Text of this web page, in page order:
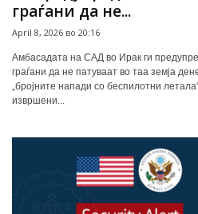
граѓани да не...
April 8, 2026 во 20:16
Амбасадата на САД во Ирак ги
граѓани да не патуваат во таа земја
„бројните напади со беспилотни
извршени...